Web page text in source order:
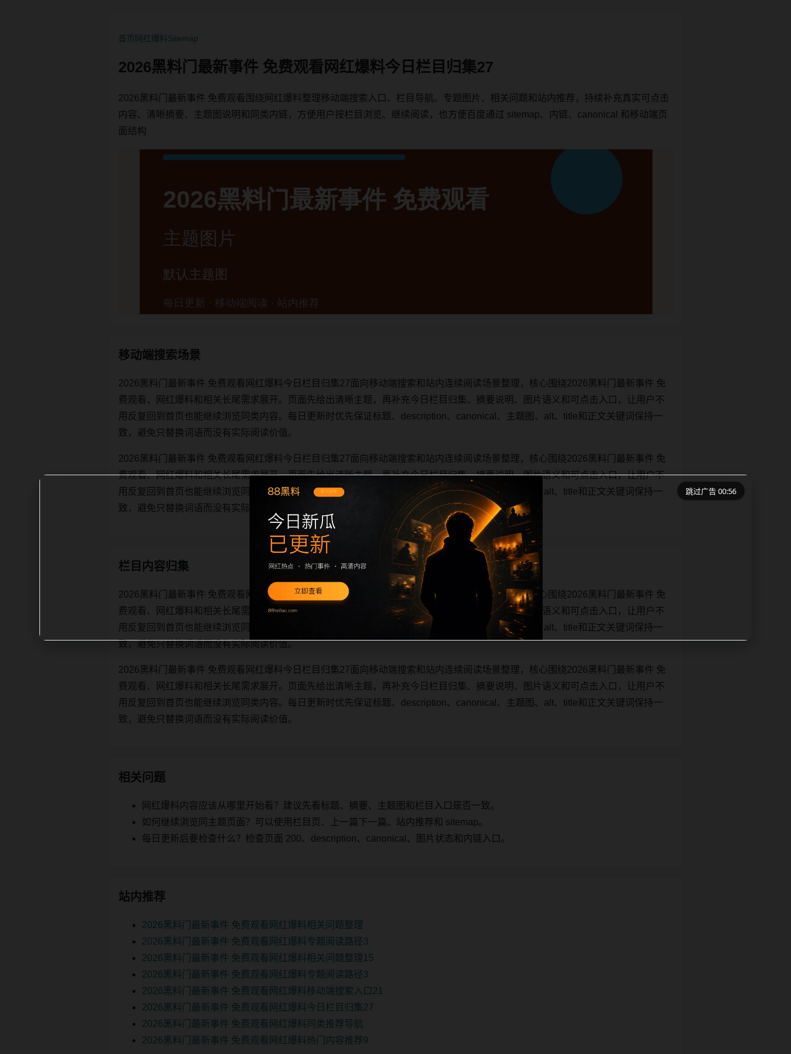
首页网红爆料Sitemap
2026黑料门最新事件 免费观看网红爆料今日栏目归集27
2026黑料门最新事件 免费观看围绕网红爆料整理移动端搜索入口、栏目导航、专题图片、相关问题和站内推荐，持续补充真实可点击
内容、清晰摘要、主题图说明和同类内链，方便用户按栏目浏览、继续阅读，也方便百度通过 sitemap、内链、canonical 和移动端页
面结构
移动端搜索场景
2026黑料门最新事件 免费观看网红爆料今日栏目归集27面向移动端搜索和站内连续阅读场景整理，核心围绕2026黑料门最新事件 免
费观看、网红爆料和相关长尾需求展开。页面先给出清晰主题，再补充今日栏目归集、摘要说明、图片语义和可点击入口，让用户不
用反复回到首页也能继续浏览同类内容。每日更新时优先保证标题、description、canonical、主题图、alt、title和正文关键词保持一
致，避免只替换词语而没有实际阅读价值。
2026黑料门最新事件 免费观看网红爆料今日栏目归集27面向移动端搜索和站内连续阅读场景整理，核心围绕2026黑料门最新事件 免
费观看、网红爆料和相关长尾需求展开。页面先给出清晰主题，再补充今日栏目归集、摘要说明、图片语义和可点击入口，让用户不
用反复回到首页也能继续浏览同类内容。每日更新时优先保证标题、description、canonical、主题图、alt、title和正文关键词保持一
致，避免只替换词语而没有实际阅读价值。
栏目内容归集
2026黑料门最新事件 免费观看网红爆料今日栏目归集27面向移动端搜索和站内连续阅读场景整理，核心围绕2026黑料门最新事件 免
费观看、网红爆料和相关长尾需求展开。页面先给出清晰主题，再补充今日栏目归集、摘要说明、图片语义和可点击入口，让用户不
用反复回到首页也能继续浏览同类内容。每日更新时优先保证标题、description、canonical、主题图、alt、title和正文关键词保持一
致，避免只替换词语而没有实际阅读价值。
2026黑料门最新事件 免费观看网红爆料今日栏目归集27面向移动端搜索和站内连续阅读场景整理，核心围绕2026黑料门最新事件 免
费观看、网红爆料和相关长尾需求展开。页面先给出清晰主题，再补充今日栏目归集、摘要说明、图片语义和可点击入口，让用户不
用反复回到首页也能继续浏览同类内容。每日更新时优先保证标题、description、canonical、主题图、alt、title和正文关键词保持一
致，避免只替换词语而没有实际阅读价值。
相关问题
网红爆料内容应该从哪里开始看？建议先看标题、摘要、主题图和栏目入口是否一致。
如何继续浏览同主题页面？可以使用栏目页、上一篇下一篇、站内推荐和 sitemap。
每日更新后要检查什么？检查页面 200、description、canonical、图片状态和内链入口。
站内推荐
2026黑料门最新事件 免费观看网红爆料相关问题整理
2026黑料门最新事件 免费观看网红爆料专题阅读路径3
2026黑料门最新事件 免费观看网红爆料相关问题整理15
2026黑料门最新事件 免费观看网红爆料专题阅读路径3
2026黑料门最新事件 免费观看网红爆料移动端搜索入口21
2026黑料门最新事件 免费观看网红爆料今日栏目归集27
2026黑料门最新事件 免费观看网红爆料同类推荐导航
2026黑料门最新事件 免费观看网红爆料热门内容推荐9
跳过广告 00:56